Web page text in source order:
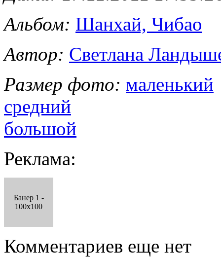
Альбом: Шанхай, Чибао
Автор: Светлана
Размер фото: маленький
средний
большой
Реклама:
Банер 1 -
100x100
Комментариев еще нет